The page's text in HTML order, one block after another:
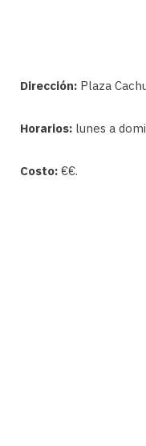
Dirección: Plaza
Horarios: lunes a
Costo: €€.